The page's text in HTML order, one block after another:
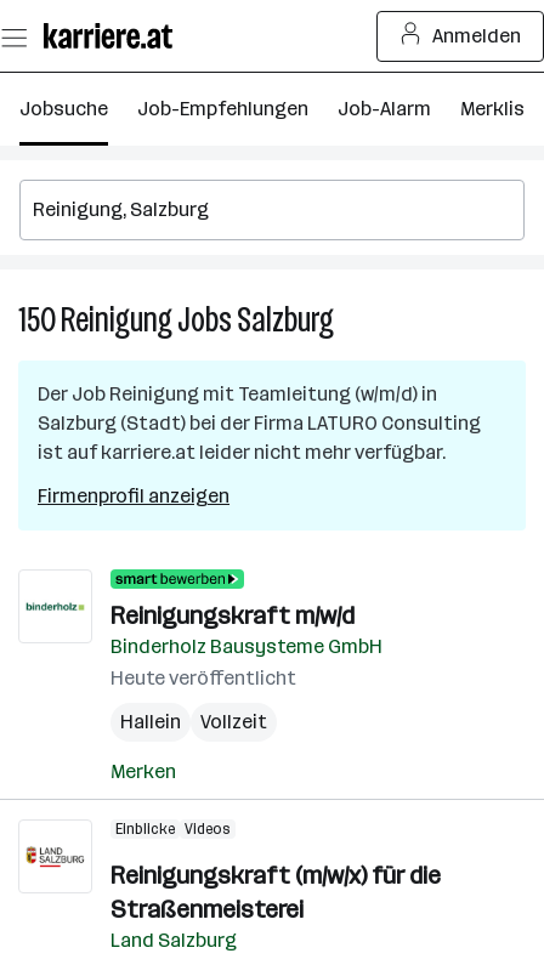
Seiteninhalt
springen
Anmelden
Jobsuche Job-Empfehlungen Job-Alarm Merkliste
150ReinigungJobsSalzburg150
Reinigung
in
Salzburg
Der Job Reinigung mit Teamleitung (w/m/d) in
Salzburg (Stadt) bei der Firma LATURO Consulting
ist auf karriere.at leider nicht mehr verfügbar.
Firmenprofil anzeigen
Reinigungskraft m/w/d
Binderholz Bausysteme GmbH
Heute veröffentlicht
Hallein
Vollzeit
Merken
Einblicke Videos
Reinigungskraft (m/w/x) für die
Straßenmeisterei
Land Salzburg